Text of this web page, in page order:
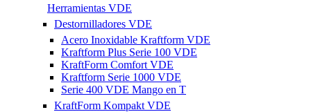
Herramientas VDE
Destornilladores VDE
Acero Inoxidable Kraftform VDE
Kraftform Plus Serie 100 VDE
KraftForm Comfort VDE
Kraftform Serie 1000 VDE
Serie 400 VDE Mango en T
KraftForm Kompakt VDE